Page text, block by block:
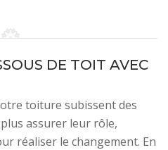
DE TOIT AVEC
toiture subissent des
assurer leur rôle,
réaliser le changement. En